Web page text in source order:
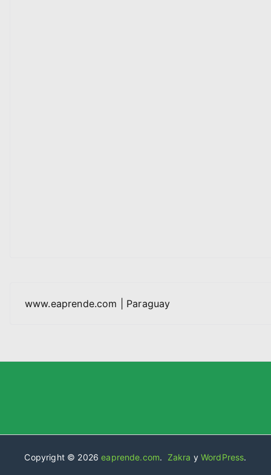
www.eaprende.com | Paraguay
Copyright © 2026eaprende.com. Zakra y WordPress.